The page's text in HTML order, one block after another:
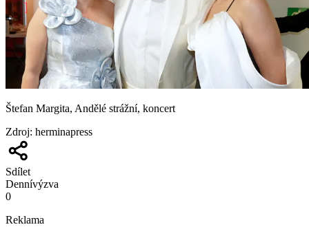
Štefan Margita, Andělé strážní, koncert
Zdroj: herminapress
Sdílet
Dennívýzva
0
Reklama